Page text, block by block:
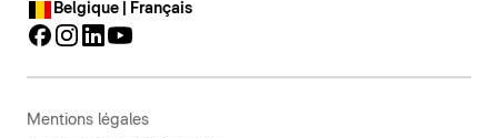
Belgique | Français
Mentions légales